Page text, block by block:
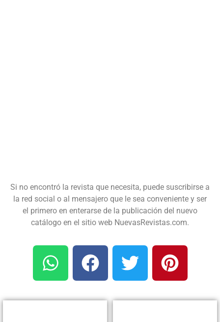
Si no encontró la revista que necesita, puede suscribirse a
la red social o al mensajero que le sea conveniente y ser
el primero en enterarse de la publicación del nuevo
catálogo en el sitio web NuevasRevistas.com.